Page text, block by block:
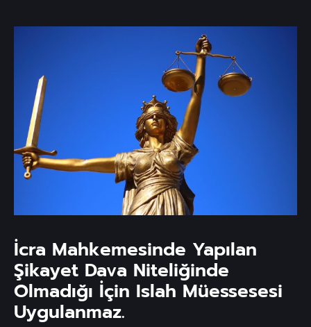
İcra Mahkemesinde Yapılan
Şikayet Dava Niteliğinde
Olmadığı İçin Islah Müessesesi
Uygulanmaz.